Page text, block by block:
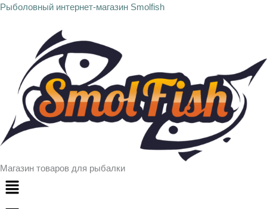
Перейти
содержимому
Рыболовный интернет-магазин Smolfish
Магазин товаров для рыбалки
Меню
Количество
перспективы